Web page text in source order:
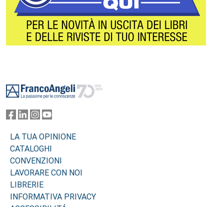
LA TUA OPINIONE
CATALOGHI
CONVENZIONI
LAVORARE CON NOI
LIBRERIE
INFORMATIVA PRIVACY